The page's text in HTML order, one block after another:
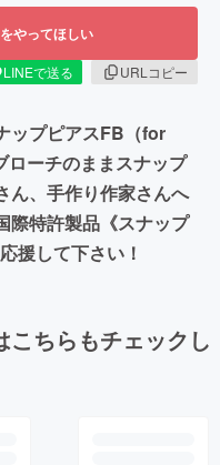
やってほしい
LINEで送る
URLコピー
ップピアスFB（for
ーチのままスナップ
ん、手作り作家さんへ
際特許製品《スナップ
援して下さい！
こちらもチェックし